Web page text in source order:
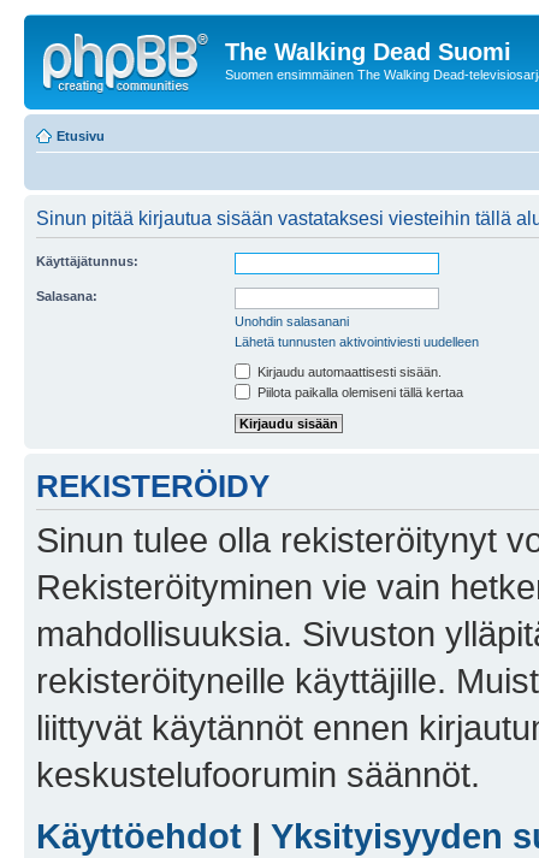
The Walking Dead Suomi
Suomen ensimmäinen The Walking Dead-
Etusivu
Sinun pitää kirjautua sisään vastataksesi viesteihin tällä
Käyttäjätunnus:
Salasana:
Unohdin salasanani
Lähetä tunnusten aktivointiviesti uudelleen
Kirjaudu automaattisesti sisään.
Piilota paikalla olemiseni tällä kertaa
REKISTERÖIDY
Sinun tulee olla rekisteröitynyt
Rekisteröityminen vie vain
mahdollisuuksia. Sivuston
rekisteröityneille käyttäjille.
liittyvät käytännöt ennen
keskustelufoorumin säännöt.
Käyttöehdot | Yksityisyyden